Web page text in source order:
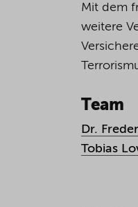
Mit dem
weitere
Team
Dr.
Tobias